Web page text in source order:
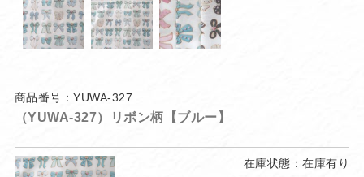
商品番号：YUWA-327
（YUWA-327）リボン柄【ブルー】
在庫状態：在庫有り